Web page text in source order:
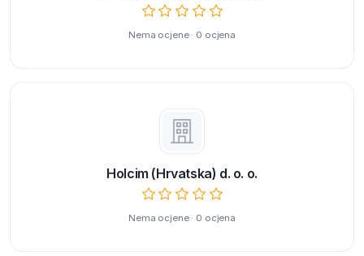
Nema ocjene · 0 ocjena
Holcim (Hrvatska) d. o. o.
Nema ocjene · 0 ocjena